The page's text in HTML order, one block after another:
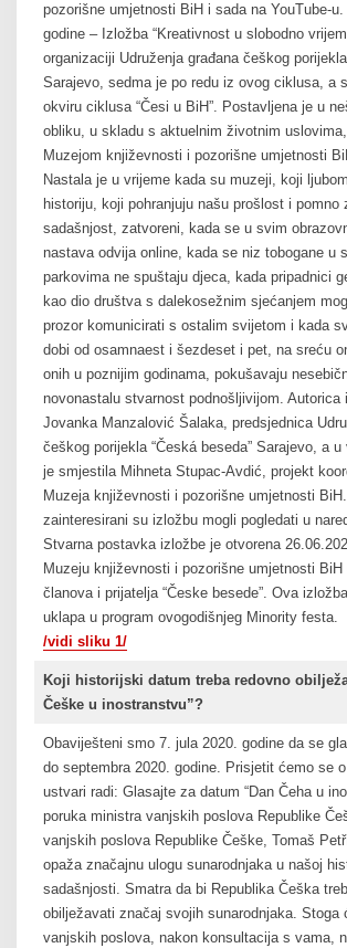
pozorišne umjetnosti BiH i sada na YouTube-u.
godine – Izložba “Kreativnost u slobodno
organizaciji Udruženja građana češkog
Sarajevo, sedma je po redu iz ovog ciklusa, a
okviru ciklusa “Česi u BiH”. Postavljena je u
obliku, u skladu s aktuelnim životnim
Muzejom književnosti i pozorišne umjetnosti
Nastala je u vrijeme kada su muzeji, koji
historiju, koji pohranjuju našu prošlost i pomno
sadašnjost, zatvoreni, kada se u svim
nastava odvija online, kada se niz tobogane u
parkovima ne spuštaju djeca, kada pripadnici
kao dio društva s dalekosežnim sjećanjem
prozor komunicirati s ostalim svijetom i kada
dobi od osamnaest i šezdeset i pet, na sreću
onih u poznijim godinama, pokušavaju
novonastalu stvarnost podnošljivijom. Autorica
Jovanka Manzalović Šalaka, predsjednica
češkog porijekla “Česká beseda” Sarajevo, a
je smjestila Mihneta Stupac-Avdić, projekt
Muzeja književnosti i pozorišne umjetnosti
zainteresirani su izložbu mogli pogledati u
Stvarna postavka izložbe je otvorena
Muzeju književnosti i pozorišne umjetnosti
članova i prijatelja “Česke besede”. Ova
uklapa u program ovogodišnjeg Minority festa.
/vidi sliku 1/
Koji historijski datum treba redovno
Češke u inostranstvu”?
Obaviješteni smo 7. jula 2020. godine da se
do septembra 2020. godine. Prisjetit ćemo se
ustvari radi: Glasajte za datum “Dan Čeha u
poruka ministra vanjskih poslova Republike
vanjskih poslova Republike Češke, Tomaš
opaža značajnu ulogu sunarodnjaka u našoj
sadašnjosti. Smatra da bi Republika Češka
obilježavati značaj svojih sunarodnjaka. Stoga
vanjskih poslova, nakon konsultacija s vama,